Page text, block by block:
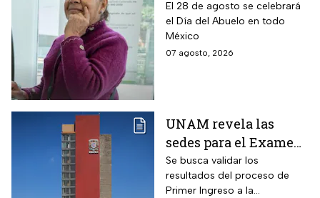
pago por el Día del
Abuelo en agosto
El 28 de agosto se celebrará
el Día del Abuelo en todo
México
07 agosto, 2026
UNAM revela las
sedes para el Examen
de control 2026;
consulta dónde será
Se busca validar los
resultados del proceso de
Primer Ingreso a la